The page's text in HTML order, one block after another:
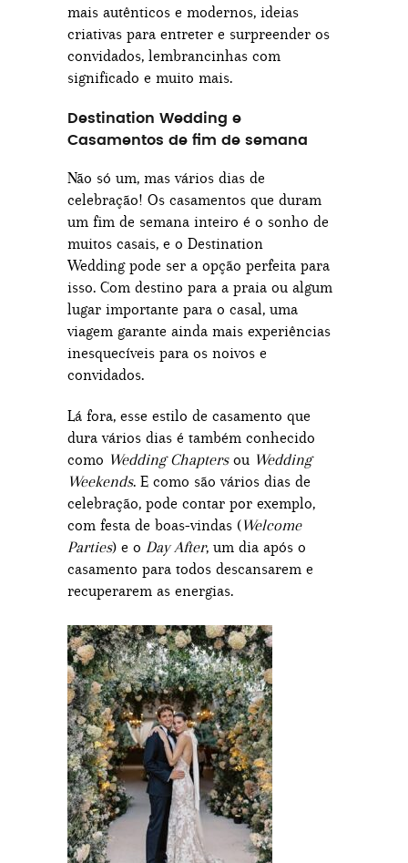
mais autênticos e modernos, ideias
criativas para entreter e surpreender os
convidados, lembrancinhas com
significado e muito mais.
Destination Wedding e
Casamentos de fim de semana
Não só um, mas vários dias de
celebração! Os casamentos que duram
um fim de semana inteiro é o sonho de
muitos casais, e o Destination
Wedding pode ser a opção perfeita para
isso. Com destino para a praia ou algum
lugar importante para o casal, uma
viagem garante ainda mais experiências
inesquecíveis para os noivos e
convidados.
Lá fora, esse estilo de casamento que
dura vários dias é também conhecido
como Wedding Chaptersou Wedding
Weekends. E como são vários dias de
celebração, pode contar por exemplo,
com festa de boas-vindas (Welcome
Parties) e o Day After, um dia após o
casamento para todos descansarem e
recuperarem as energias.